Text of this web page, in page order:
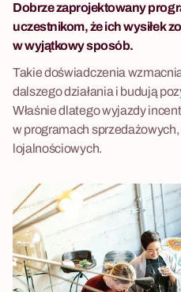
Dobrze zaprojektowany
uczestnikom, że ich wysiłek
w wyjątkowy sposób.
Takie doświadczenia
dalszego działania i budują
Właśnie dlatego wyjazdy
w programach
lojalnościowych.